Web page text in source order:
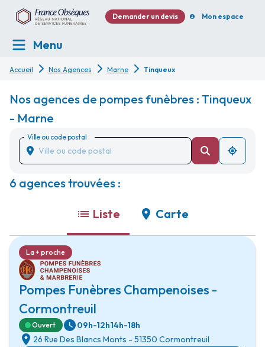
Demander un devis Mon espace
Menu
Accueil Nos Agences Marne Tinqueux
Nos agences de pompes funèbres : Tinqueux
- Marne
Ville ou code postal
6 agences trouvées :
Liste Carte
Pompes Funèbres Champenoises -
Cormontreuil
La + proche
Ouvert 09h-12h14h-18h
26 Rue Des Blancs Monts - 51350 Cormontreuil